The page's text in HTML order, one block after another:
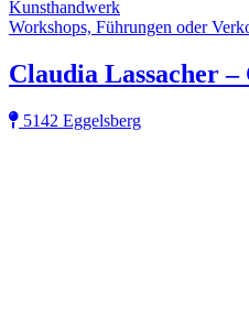
Kunsthandwerk
Workshops, Führungen oder
Claudia Lassacher
5142 Eggelsberg